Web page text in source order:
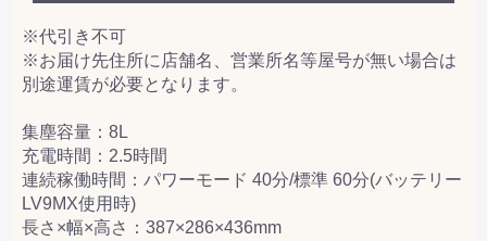
※代引き不可
※お届け先住所に店舗名、営業所名等屋号が無い場合は
別途運賃が必要となります。
集塵容量：8L
充電時間：2.5時間
連続稼働時間：パワーモード 40分/標準 60分(バッテリー
LV9MX使用時)
長さ×幅×高さ：387×286×436mm